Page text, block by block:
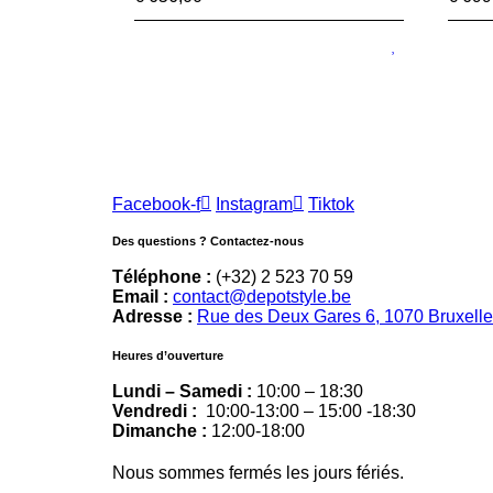
Facebook-f Instagram Tiktok
Des questions ? Contactez-nous
Téléphone : (+32) 2 523 70 59
Email : contact@depotstyle.be
Adresse : Rue des Deux Gares 6, 1070
Heures d’ouverture
Lundi – Samedi : 10:00 – 18:30
Vendredi : 10:00-13:00 – 15:00 -18:30
Dimanche : 12:00-18:00
Nous sommes fermés les jours fériés.